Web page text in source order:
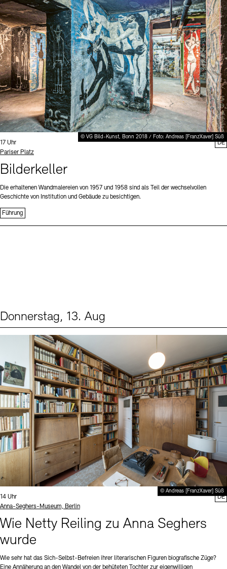
Stellenangebote Newsletter Presse
Nachhaltigkeit Kontakt
Digitale Sammlungen Exil-Archive
© VG Bild-Kunst, Bonn 2018 / Foto: Andreas [FranzXaver] Süß
Uhrzeit:
17 Uhr
Standort
Pariser Platz
Bilderkeller
Die erhaltenen Wandmalereien von 1957 und 1958 sind als Teil der wechselvollen
Geschichte von Institution und Gebäude zu besichtigen.
Führung
DE
Donnerstag, 13. Aug
© Andreas [FranzXaver] Süß
Uhrzeit:
14 Uhr
Standort
Anna-Seghers-Museum, Berlin
Wie Netty Reiling zu Anna Seghers
wurde
Wie sehr hat das Sich-Selbst-Befreien ihrer literarischen Figuren biografische Züge?
Eine Annäherung an den Wandel von der behüteten Tochter zur eigenwilligen
DE